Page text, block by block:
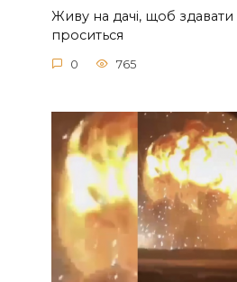
Живу на дачі, щоб здавати
проситься
0 765